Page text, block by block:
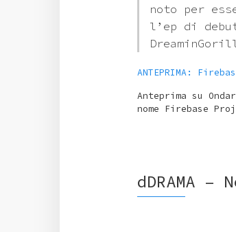
noto per
l’ep di
ANTEPRIMA:
Anteprima su
nome Firebase
dDRAMA –